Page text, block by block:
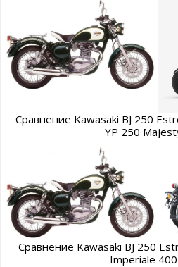
Сравнение Kawasaki BJ 250
YP 250
Сравнение Kawasaki BJ 250
Imperiale